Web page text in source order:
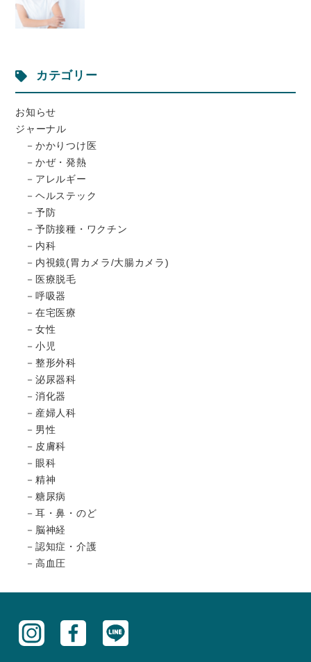
カテゴリー
お知らせ
ジャーナル
かかりつけ医
かぜ・発熱
アレルギー
ヘルステック
予防
予防接種・ワクチン
内科
内視鏡(胃カメラ/大腸カメラ)
医療脱毛
呼吸器
在宅医療
女性
小児
整形外科
泌尿器科
消化器
産婦人科
男性
皮膚科
眼科
精神
糖尿病
耳・鼻・のど
脳神経
認知症・介護
高血圧